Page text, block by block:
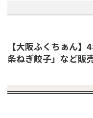
【大阪ふくちぁん
条ねぎ餃子」など